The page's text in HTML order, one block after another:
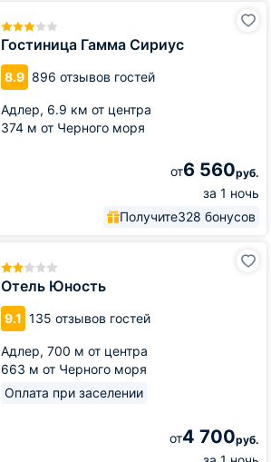
Гостиница Гамма Сириус
8.9 896 отзывов гостей
Адлер, 6.9 км от центра
374 м от Черного моря
от6 560руб.
за 1 ночь
Получите328 бонусов
Отель Юность
9.1 135 отзывов гостей
Адлер, 700 м от центра
663 м от Черного моря
Оплата при заселении
от4 700руб.